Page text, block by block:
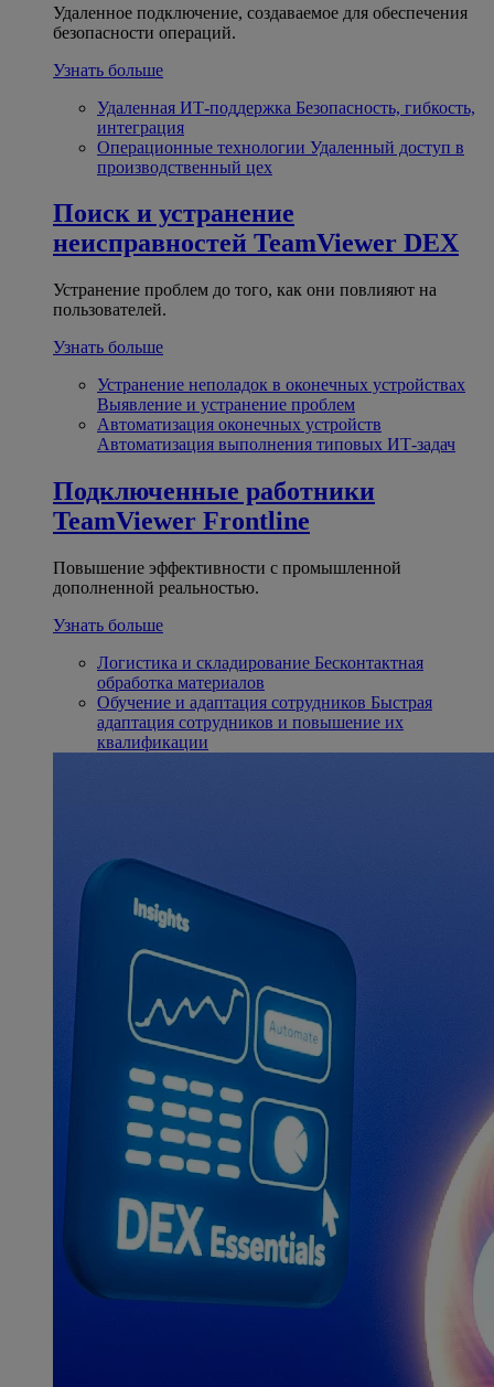
Удаленное подключение, создаваемое для обеспечения
безопасности операций.
Узнать больше
Удаленная ИТ-поддержка Безопасность, гибкость,
интеграция
Операционные технологии Удаленный доступ в
производственный цех
Поиск и устранение
неисправностей TeamViewer DEX
Устранение проблем до того, как они повлияют на
пользователей.
Узнать больше
Устранение неполадок в оконечных устройствах
Выявление и устранение проблем
Автоматизация оконечных устройств
Автоматизация выполнения типовых ИТ-задач
Подключенные работники
TeamViewer Frontline
Повышение эффективности с промышленной
дополненной реальностью.
Узнать больше
Логистика и складирование Бесконтактная
обработка материалов
Обучение и адаптация сотрудников Быстрая
адаптация сотрудников и повышение их
квалификации